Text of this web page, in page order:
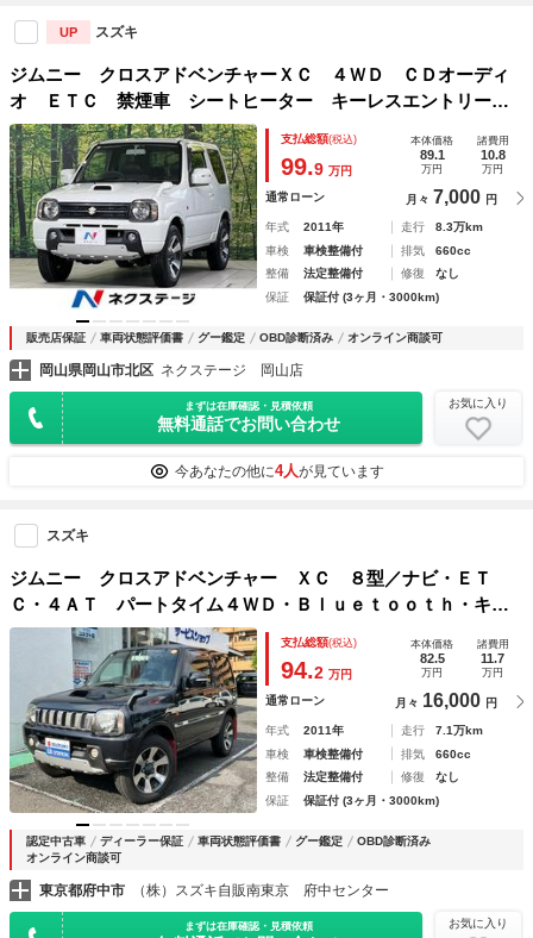
UP スズキ
ジムニー クロスアドベンチャーＸＣ ４ＷＤ ＣＤオーディ
オ ＥＴＣ 禁煙車 シートヒーター キーレスエントリー
純正１６インチＡＷ プライバシーガラス 革巻きステアリン
グ
支払総額(税込)
99.9 万円
本体価格
89.1
万円
諸費用
10.8
万円
通常ローン 月々 7,000 円
年式 2011年 走行
8.3万km
車検
車検整備付 排気
660cc
整備
法定整備付 修復
なし
保証
保証付 (3ヶ月・3000km)
販売店保証 車両状態評価書 グー鑑定 OBD診断済み オンライン商談可
岡山県岡山市北区 ネクステージ 岡山店
まずは在庫確認・見積依頼
無料通話でお問い合わせ
お気に入り
今あなたの他に4人が見ています
スズキ
ジムニー クロスアドベンチャー ＸＣ ８型／ナビ・ＥＴ
Ｃ・４ＡＴ パートタイム４ＷＤ・Ｂｌｕｅｔｏｏｔｈ・キー
レスキー・フロントフォグランプ・シートヒーター・純正アル
ミホイールタイヤ・革巻きステアリング
支払総額(税込)
94.2 万円
本体価格
82.5
万円
諸費用
11.7
万円
通常ローン 月々 16,000 円
年式 2011年 走行
7.1万km
車検
車検整備付 排気
660cc
整備
法定整備付 修復
なし
保証
保証付 (3ヶ月・3000km)
認定中古車 ディーラー保証 車両状態評価書 グー鑑定
OBD診断済み
オンライン商談可
東京都府中市 （株）スズキ自販南東京 府中センター
まずは在庫確認・見積依頼 お気に入り